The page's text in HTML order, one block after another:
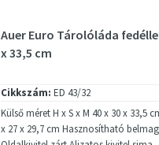
Auer Euro Tárolóláda
x 33,5 cm
Cikkszám: ED 43/32
Külső méret H x S x M 40 x 30 x 33,5
x 27 x 29,7 cm Hasznosítható